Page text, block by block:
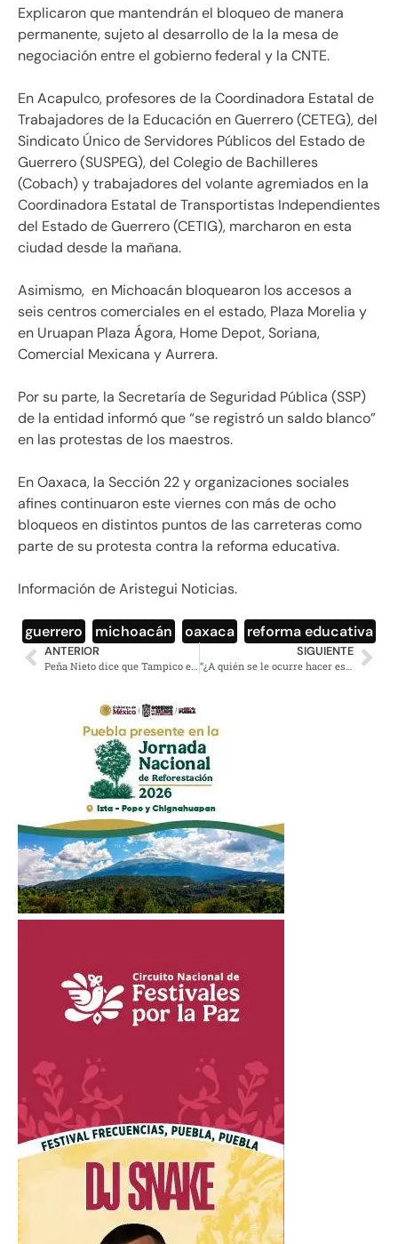
Explicaron que mantendrán el bloqueo de manera
permanente, sujeto al desarrollo de la la mesa de
negociación entre el gobierno federal y la CNTE.
En Acapulco, profesores de la Coordinadora Estatal de
Trabajadores de la Educación en Guerrero (CETEG), del
Sindicato Único de Servidores Públicos del Estado de
Guerrero (SUSPEG), del Colegio de Bachilleres
(Cobach) y trabajadores del volante agremiados en la
Coordinadora Estatal de Transportistas Independientes
del Estado de Guerrero (CETIG), marcharon en esta
ciudad desde la mañana.
Asimismo, en Michoacán bloquearon los accesos a
seis centros comerciales en el estado, Plaza Morelia y
en Uruapan Plaza Ágora, Home Depot, Soriana,
Comercial Mexicana y Aurrera.
Por su parte, la Secretaría de Seguridad Pública (SSP)
de la entidad informó que “se registró un saldo blanco”
en las protestas de los maestros.
En Oaxaca, la Sección 22 y organizaciones sociales
afines continuaron este viernes con más de ocho
bloqueos en distintos puntos de las carreteras como
parte de su protesta contra la reforma educativa.
Información de Aristegui Noticias.
guerrero michoacán oaxaca reforma educativa
ANTERIOR SIGUIENTE